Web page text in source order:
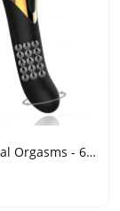
Dorcel Dual Orgasms - 6071854